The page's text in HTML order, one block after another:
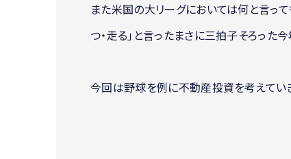
また米国の大リーグにおいては何と言っ
つ・走る」と言ったまさに三拍子そろっ
今回は野球を例に不動産投資を考えてい